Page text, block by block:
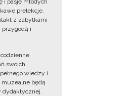
i pasję młodych
prelekcje,
z zabytkami
przygodą i
swoich
wiedzy i
muzealne będą
dydaktycznej.